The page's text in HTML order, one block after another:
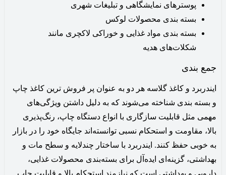
پوسترهای نمایشگاهی و تبلیغات شهری
بسته بندی محصولات لوکس
بسته بندی مواد غذایی و خوراکی لاکچری مانند
شکلات‌های هدیه
جمع بندی
ایندربرد و کاغذ گلاسه هر دو به عنوان پر فروش ترین کاغذ چاپ
و بسته بندی شناخته می‌شوند که به دلیل داشتن ویژگی‌های
مهمی مثل قابلیت سازگاری با انواع دستگاه چاپ، رنگ‌پذیری
بالا، مقاومت و استحکام نسبی توانسته‌اند جایگاه خود را در بازار
به خوبی حفظ کنند‌. ایندربرد با ساختار چندلایه و سطح مات و
بهداشتی، گزینه‌ای ایده‌آل برای بسته‌بندی محصولات غذایی،